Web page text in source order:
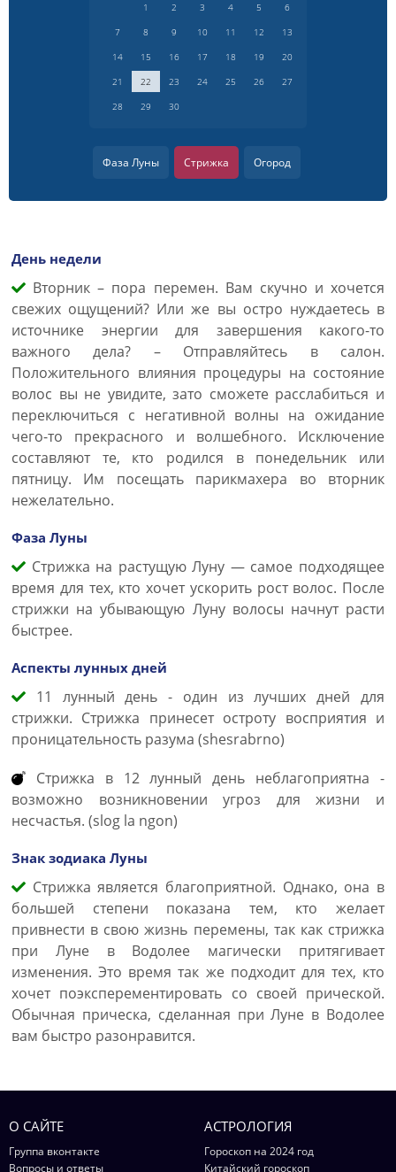
1 2 3 4 5
6
7
8 9 10 11 12
13
14
15 16 17 18 19
20
21
22 23 24 25 26
27
28
29 30
Фаза Луны Стрижка Огород
День недели
Вторник – пора перемен. Вам скучно и хочется
свежих ощущений? Или же вы остро нуждаетесь в
источнике энергии для завершения какого-то
важного дела? – Отправляйтесь в салон.
Положительного влияния процедуры на состояние
волос вы не увидите, зато сможете расслабиться и
переключиться с негативной волны на ожидание
чего-то прекрасного и волшебного. Исключение
составляют те, кто родился в понедельник или
пятницу. Им посещать парикмахера во вторник
нежелательно.
Фаза Луны
Стрижка на растущую Луну — самое подходящее
время для тех, кто хочет ускорить рост волос. После
стрижки на убывающую Луну волосы начнут расти
быстрее.
Аспекты лунных дней
11 лунный день - один из лучших дней для
стрижки. Стрижка принесет остроту восприятия и
проницательность разума (shesrabrno)
Стрижка в 12 лунный день неблагоприятна -
возможно возникновении угроз для жизни и
несчастья. (slog la ngon)
Знак зодиака Луны
Стрижка является благоприятной. Однако, она в
большей степени показана тем, кто желает
привнести в свою жизнь перемены, так как стрижка
при Луне в Водолее магически притягивает
изменения. Это время так же подходит для тех, кто
хочет поэксперементировать со своей прической.
Обычная прическа, сделанная при Луне в Водолее
вам быстро разонравится.
О САЙТЕ
Группа вконтакте
Вопросы и ответы
АСТРОЛОГИЯ
Гороскоп на 2024 год
Китайский гороскоп